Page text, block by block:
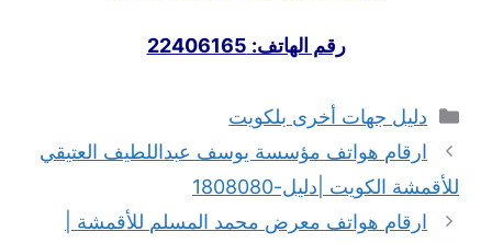
رقم الهاتف: 22406165
التصنيفات
دليل جهات أخرى بلكويت
ارقام هواتف مؤسسة يوسف عبداللطيف العتيقي
للأقمشة الكويت |دليل-1808080
ارقام هواتف معرض محمد المسلم للأقمشة |